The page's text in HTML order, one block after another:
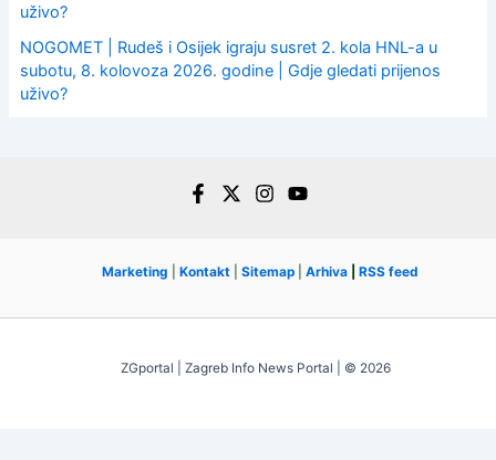
uživo?
NOGOMET | Rudeš i Osijek igraju susret 2. kola HNL-a u
subotu, 8. kolovoza 2026. godine | Gdje gledati prijenos
uživo?
Marketing Kontakt Sitemap Arhiva RSS feed
ZGportal | Zagreb Info News Portal | © 2026